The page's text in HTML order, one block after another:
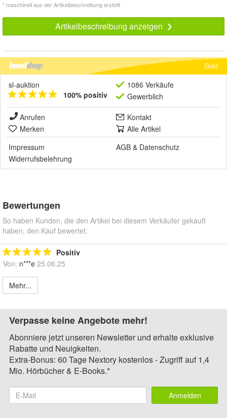
* maschinell aus der Artikelbeschreibung erstellt
Artikelbeschreibung anzeigen
Gold
sl-auktion
100% positiv
1086 Verkäufe
Gewerblich
Anrufen
Kontakt
Merken
Alle Artikel
Impressum
AGB & Datenschutz
Widerrufsbelehrung
Bewertungen
So haben Kunden, die den Artikel bei diesem Verkäufer gekauft
haben, den Kauf bewertet.
Positiv
Von: n***e 25.06.25
Mehr...
Verpasse keine Angebote mehr!
Abonniere jetzt unseren Newsletter und erhalte exklusive
Rabatte und Neuigkeiten.
Extra-Bonus: 60 Tage Nextory kostenlos - Zugriff auf 1,4
Mio. Hörbücher & E-Books.*
Anmelden